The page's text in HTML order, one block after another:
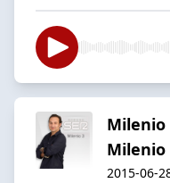
Milenio
Milenio
2015-06-